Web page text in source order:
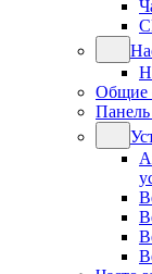
Общие